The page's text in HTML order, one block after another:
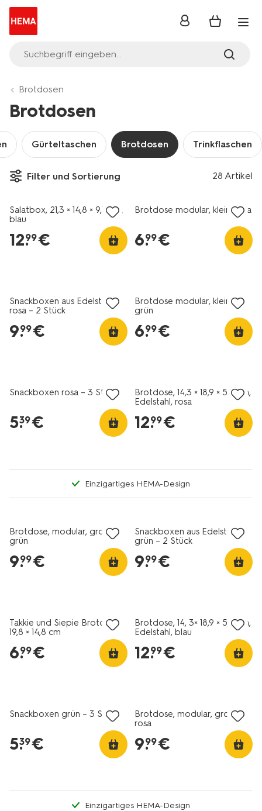
Suchbegriff eingeben...
Anmelden
Brotdosen
Brotdosen
Gürteltaschen Brotdosen Trinkflaschen
Filter und Sortierung 28 Artikel
Salatbox, 21,3 × 14,8 × 9,3 cm,
blau
12.
99€
Brotdose modular, klein, rosa
6.
99€
Snackboxen aus Edelstahl,
rosa – 2 Stück
9.
99€
Brotdose modular, klein,
grün
6.
99€
Snackboxen rosa – 3 Stück
5.
39€
Brotdose, 14,3 × 18,9 × 5,8 cm,
Edelstahl, rosa
12.
99€
Einzigartiges HEMA-Design
Brotdose, modular, groß,
grün
9.
99€
Snackboxen aus Edelstahl
grün – 2 Stück
9.
99€
Takkie und Siepie Brotdose
19,8 × 14,8 cm
6.
99€
Brotdose, 14, 3× 18,9 × 5,8 cm,
Edelstahl, blau
12.
99€
Snackboxen grün – 3 Stück
5.
39€
Brotdose, modular, groß,
rosa
9.
99€
Einzigartiges HEMA-Design